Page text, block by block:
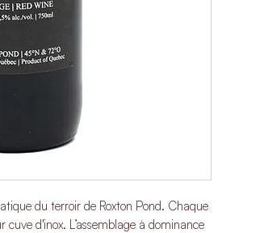
du terroir de Roxton Pond. Chaque
d'inox. L’assemblage à dominance